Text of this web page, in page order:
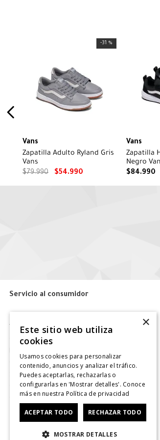
-31 %
Vans
Zapatilla Adulto Ryland Gris
Vans
$79.990 $54.990
Vans
Zapatilla
Negro
$84.990
Servicio al consumidor
Tiendas
Contáctanos
Giftcard
Solicitar Factura
CyberDay
×
Este sitio web utiliza
cookies
Usamos cookies para personalizar
contenido, anuncios y analizar el tráfico.
Puedes aceptarlas, rechazarlas o
configurarlas en 'Mostrar detalles'. Conoce
más en nuestra Política de privacidad
ACEPTAR TODO RECHAZAR TODO
MOSTRAR DETALLES